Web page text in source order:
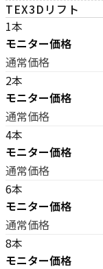
TEX3Dリフト
1本
モニター価格
通常価格
2本
モニター価格
通常価格
4本
モニター価格
通常価格
6本
モニター価格
通常価格
8本
モニター価格